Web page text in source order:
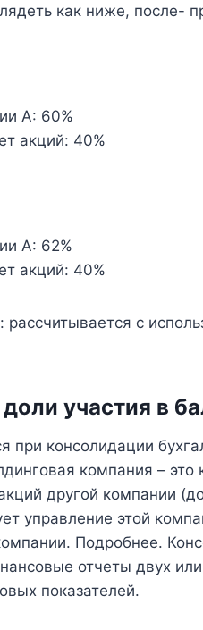
как ниже, после-
А: 60%
акций: 40%
А: 62%
акций: 40%
с
участия в
консолидации
компания – это
другой компании
управление этой
Подробнее.
отчеты двух
показателей.